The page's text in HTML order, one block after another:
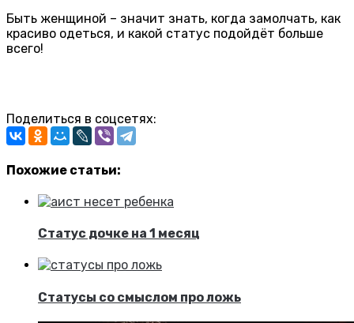
Быть женщиной – значит знать, когда замолчать, как
красиво одеться, и какой статус подойдёт больше
всего!
Поделиться в соцсетях:
Похожие статьи:
Статус дочке на 1 месяц
Статусы со смыслом про ложь